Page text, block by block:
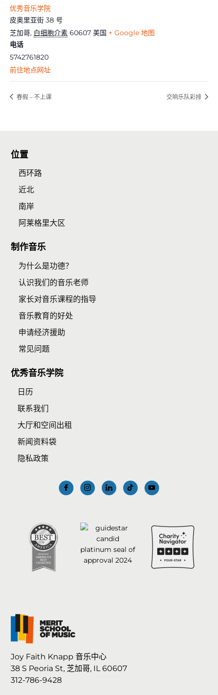
优秀音乐学院
皮奥里亚街 38 号
芝加哥, 白细胞介素 60607 美国 + Google 地图
电话
5742761820
前往地点网址
春假 – 不上课 交响乐队彩排
位置
西环路
近北
南岸
阿莱格里大区
制作音乐
为什么是功德？
认识我们的音乐老师
家长对音乐课程的指导
音乐教育的好处
申请经济援助
常见问题
优秀音乐学院
日历
联系我们
大厅和空间出租
新闻资料袋
隐私政策
Joy Faith Knapp 音乐中心
38 S Peoria St, 芝加哥, IL 60607
312-786-9428